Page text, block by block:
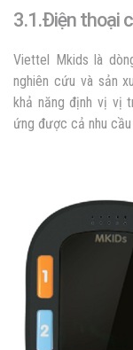
3.1.Điện thoại
Viettel Mkids là
nghiên cứu và sản
khả năng định vị vị
ứng được cả nhu